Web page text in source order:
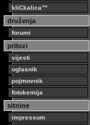
kliCkalica™
druženja
forumi
prilozi
vijesti
oglasnik
pojmovnik
fotokemija
sitnine
impressum